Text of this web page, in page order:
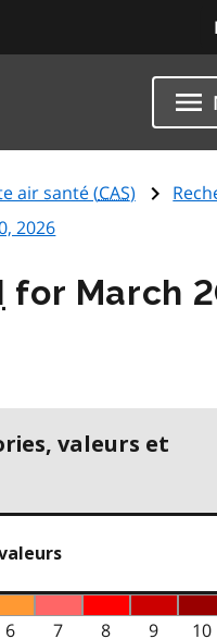
air santé (CAS)
2026
for March
valeurs et
6 7 8 9
10